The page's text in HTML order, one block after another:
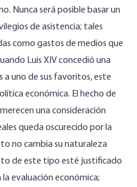
Nunca será posible basar un
de asistencia; tales
como gastos de medios que
Luis XIV concedió una
a uno de sus favoritos, este
económica. El hecho de
una consideración
queda oscurecido por la
no cambia su naturaleza
de este tipo esté justificado
evaluación económica;